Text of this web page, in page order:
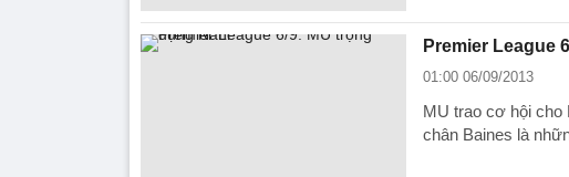
Premier League
01:00 06/09/2013
MU trao cơ hội cho
chân Baines là